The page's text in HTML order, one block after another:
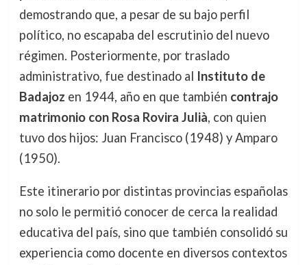
demostrando que, a pesar de su bajo perfil
político, no escapaba del escrutinio del nuevo
régimen. Posteriormente, por traslado
administrativo, fue destinado al Instituto de
Badajoz en 1944, año en que también contrajo
matrimonio con Rosa Rovira Julià, con quien
tuvo dos hijos: Juan Francisco (1948) y Amparo
(1950).
Este itinerario por distintas provincias españolas
no solo le permitió conocer de cerca la realidad
educativa del país, sino que también consolidó su
experiencia como docente en diversos contextos